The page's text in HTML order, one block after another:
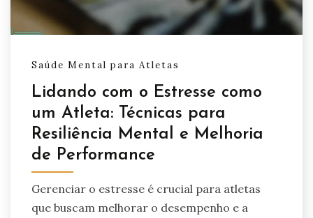
Saúde Mental para Atletas
Lidando com o Estresse como
um Atleta: Técnicas para
Resiliência Mental e Melhoria
de Performance
Gerenciar o estresse é crucial para atletas
que buscam melhorar o desempenho e a